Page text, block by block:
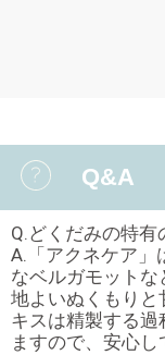
Q&A
Q.どくだみの特
A.「アクネケア」
なベルガモット
地よいぬくもり
キスは精製する過
ますので、安心し